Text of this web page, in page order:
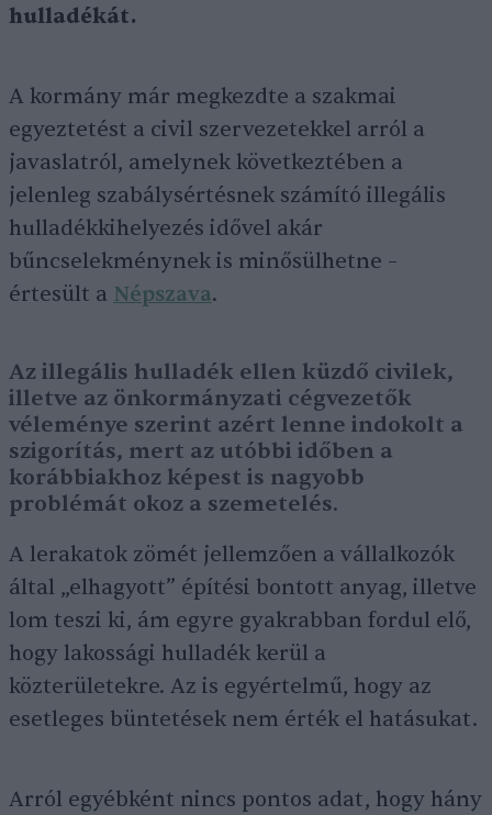
hulladékát.
A kormány már megkezdte a szakmai
egyeztetést a civil szervezetekkel arról a
javaslatról, amelynek következtében a
jelenleg szabálysértésnek számító illegális
hulladékkihelyezés idővel akár
bűncselekménynek is minősülhetne –
értesült a Népszava.
Az illegális hulladék ellen küzdő civilek,
illetve az önkormányzati cégvezetők
véleménye szerint azért lenne indokolt a
szigorítás, mert az utóbbi időben a
korábbiakhoz képest is nagyobb
problémát okoz a szemetelés.
A lerakatok zömét jellemzően a vállalkozók
által „elhagyott” építési bontott anyag, illetve
lom teszi ki, ám egyre gyakrabban fordul elő,
hogy lakossági hulladék kerül a
közterületekre. Az is egyértelmű, hogy az
esetleges büntetések nem érték el hatásukat.
Arról egyébként nincs pontos adat, hogy hány